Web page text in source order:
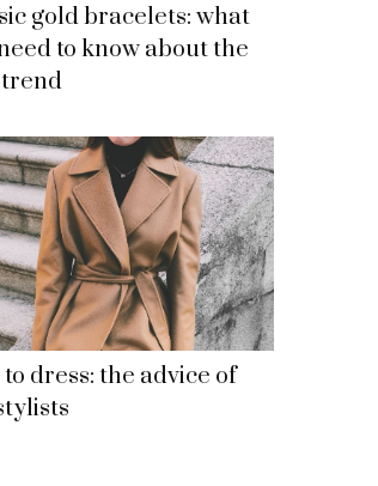
gold bracelets: what
to know about the
dress: the advice of